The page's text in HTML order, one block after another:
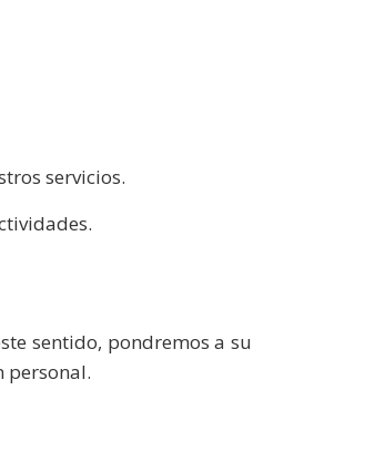
servicios.
sentido, pondremos a su
personal.